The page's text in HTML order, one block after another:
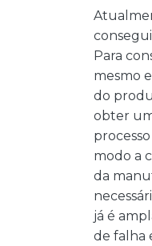
Para
mesmo
do
obter
modo a
da
já é
de falha